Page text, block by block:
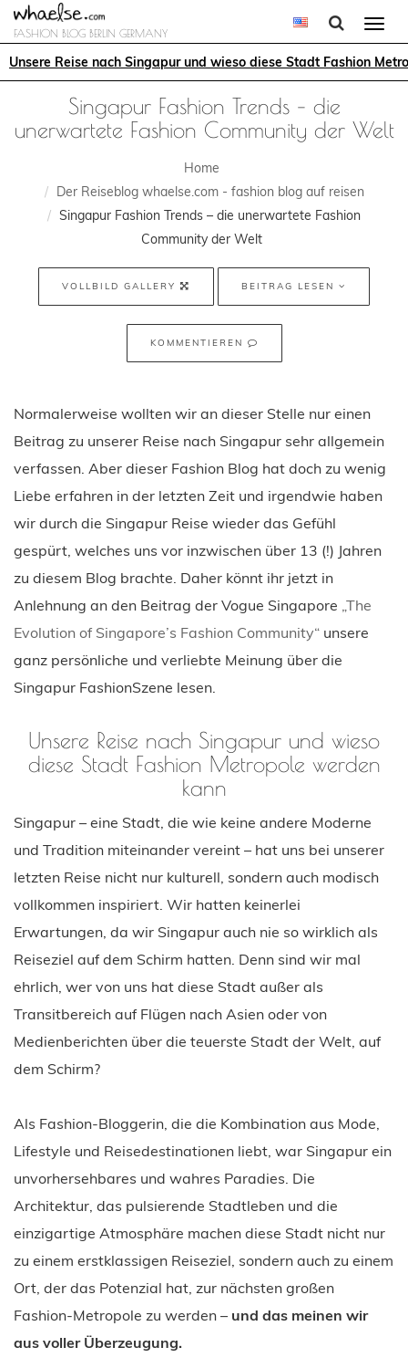
FASHION BLOG BERLIN GERMANY
Unsere Reise nach Singapur und wieso diese Stadt Fashion
Singapur Fashion Trends – die
unerwartete Fashion Community der Welt
Home
Der Reiseblog whaelse.com - fashion blog auf reisen
Singapur Fashion Trends – die unerwartete Fashion
Community der Welt
VOLLBILD GALLERY BEITRAG LESEN
KOMMENTIEREN
Normalerweise wollten wir an dieser Stelle nur einen
Beitrag zu unserer Reise nach Singapur sehr allgemein
verfassen. Aber dieser Fashion Blog hat doch zu wenig
Liebe erfahren in der letzten Zeit und irgendwie haben
wir durch die Singapur Reise wieder das Gefühl
gespürt, welches uns vor inzwischen über 13 (!) Jahren
zu diesem Blog brachte. Daher könnt ihr jetzt in
Anlehnung an den Beitrag der Vogue Singapore „The
Evolution of Singapore’s Fashion Community“ unsere
ganz persönliche und verliebte Meinung über die
Singapur FashionSzene lesen.
Unsere Reise nach Singapur und wieso
diese Stadt Fashion Metropole werden
kann
Singapur – eine Stadt, die wie keine andere Moderne
und Tradition miteinander vereint – hat uns bei unserer
letzten Reise nicht nur kulturell, sondern auch modisch
vollkommen inspiriert. Wir hatten keinerlei
Erwartungen, da wir Singapur auch nie so wirklich als
Reiseziel auf dem Schirm hatten. Denn sind wir mal
ehrlich, wer von uns hat diese Stadt außer als
Transitbereich auf Flügen nach Asien oder von
Medienberichten über die teuerste Stadt der Welt, auf
dem Schirm?
Als Fashion-Bloggerin, die die Kombination aus Mode,
Lifestyle und Reisedestinationen liebt, war Singapur ein
unvorhersehbares und wahres Paradies. Die
Architektur, das pulsierende Stadtleben und die
einzigartige Atmosphäre machen diese Stadt nicht nur
zu einem erstklassigen Reiseziel, sondern auch zu einem
Ort, der das Potenzial hat, zur nächsten großen
Fashion-Metropole zu werden – und das meinen wir
aus voller Überzeugung.